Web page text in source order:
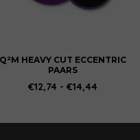
Q²M HEAVY CUT ECCENTRIC
PAARS
€12,74 - €14,44
optie
worden
op
de